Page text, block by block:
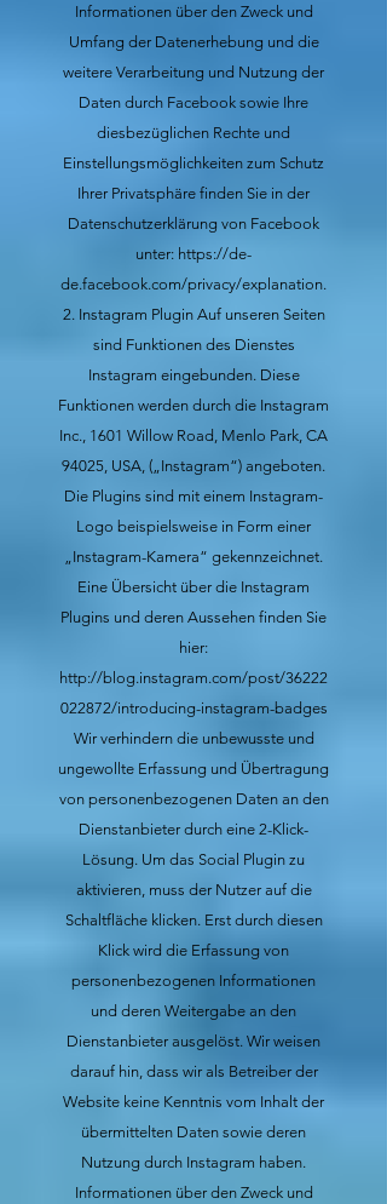
‌Informationen über den Zweck und
Umfang der Datenerhebung und die
weitere Verarbeitung und Nutzung der
Daten durch Facebook sowie Ihre
diesbezüglichen Rechte und
Einstellungsmöglichkeiten zum Schutz
Ihrer Privatsphäre finden Sie in der
Datenschutzerklärung von Facebook
unter: https://de-
de.facebook.com/privacy/explanation.
Instagram Plugin Auf unseren Seiten
sind Funktionen des Dienstes
Instagram eingebunden. Diese
Funktionen werden durch die Instagram
Inc., 1601 Willow Road, Menlo Park, CA
94025, USA, („Instagram“) angeboten.
Die Plugins sind mit einem Instagram-
Logo beispielsweise in Form einer
„Instagram-Kamera“ gekennzeichnet.
Eine Übersicht über die Instagram
Plugins und deren Aussehen finden Sie
hier:
http://blog.instagram.com/post/36222
022872/introducing-instagram-badges
Wir verhindern die unbewusste und
ungewollte Erfassung und Übertragung
von personenbezogenen Daten an den
Dienstanbieter durch eine 2-Klick-
Lösung. Um das Social Plugin zu
aktivieren, muss der Nutzer auf die
Schaltfläche klicken. Erst durch diesen
Klick wird die Erfassung von
personenbezogenen Informationen
und deren Weitergabe an den
Dienstanbieter ausgelöst. Wir weisen
darauf hin, dass wir als Betreiber der
Website keine Kenntnis vom Inhalt der
übermittelten Daten sowie deren
Nutzung durch Instagram haben.
‌Informationen über den Zweck und